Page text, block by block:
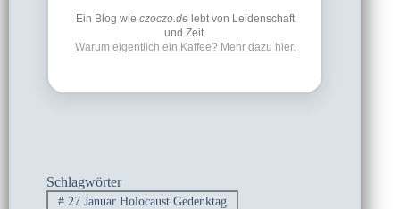
Ein Blog wie czoczo.delebt von Leidenschaft
und Zeit.
Warum eigentlich ein Kaffee? Mehr dazu hier.
Schlagwörter
#27 Januar Holocaust Gedenktag